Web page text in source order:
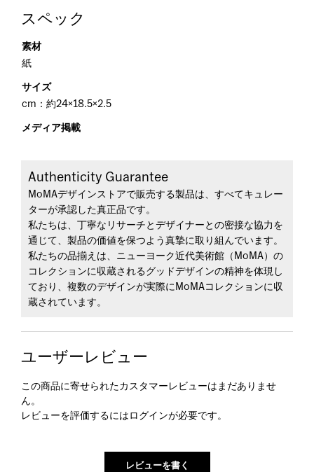
スペック
素材
紙
サイズ
cm：約24×18.5×2.5
メディア掲載
Authenticity Guarantee
MoMAデザインストアで販売する製品は、すべてキュレー
ターが承認した真正品です。
私たちは、丁寧なリサーチとデザイナーとの密接な協力を
通じて、製品の価値を保つよう真摯に取り組んでいます。
私たちの品揃えは、ニューヨーク近代美術館（MoMA）の
コレクションに収蔵されるグッドデザインの精神を体現し
ており、複数のデザインが実際にMoMAコレクションに収
蔵されています。
ユーザーレビュー
この商品に寄せられたカスタマーレビューはまだありませ
ん。
レビューを評価するには ログインが必要です。